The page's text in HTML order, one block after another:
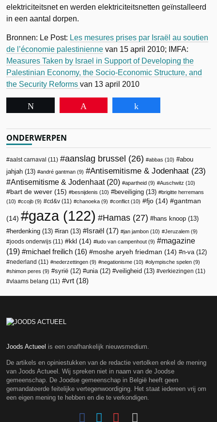
elektriciteitsnet en werden elektriciteitsnetten geïnstalleerd
in een aantal dorpen.
Bronnen: Le Post: Les mesures prises par Israël au soutien
de l’économie palestinienne van 15 april 2010; IMFA:
Measures Taken by Israel in Support of Developing the
Palestinian Economy, the Socio-Economic Structure, and
the Security Reformsvan 13 april 2010
ONDERWERPEN
aalst carnaval (11) aanslag brussel (26) abbas (10)
abou
jahjah (13) andré gantman (9) Antisemitisme & Jodenhaat (23)
Antisemitisme & Jodenhaat(20) apartheid (9) Auschwitz (10)
bart de wever (15) besnijdenis (10) beveiliging (13)
brigitte herremans
(10)
ccojb (9) cd&v (11) chanoeka (9) conflict (10) fjo (14) gantman
(14) gaza (122) Hamas (27) hans knoop (13)
herdenking (13) iran (13) Israël (17) jan jambon (10) Jeruzalem (9)
joods onderwijs (11) kkl (14) ludo van campenhout (9)
magazine
(19)
michael freilich (16) moshe aryeh friedman (14) n-va (12)
nederland (11) nederzettingen (9) negationisme (10) olympische spelen (9)
shimon peres (9) syrië (12) unia (12) veiligheid (13) verkiezingen (11)
vlaams belang (11) vrt (18)
Joods Actueel is een onafhankelijk nieuwsmedium.
De artikels en opiniestukken van de redactie vertolken enkel de mening
van Joods Actueel. Wij spreken niet in naam van de Joodse
gemeenschap. De Joodse gemeenschap in België heeft geen
gemandateerde feitelijke vertegenwoordiging. Het staat iedereen vrij om
een eigen mening te hebben en die te verkondigen.